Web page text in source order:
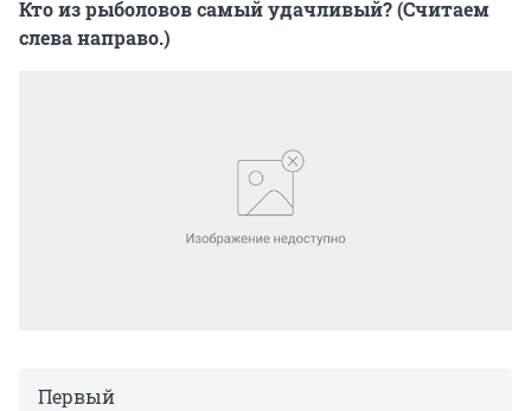
Кто из рыболовов самый удачливый? (Считаем
слева направо.)
Первый